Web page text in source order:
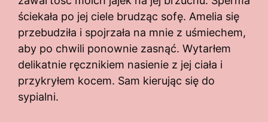
ściekała po jej ciele brudząc sofę. Amelia się
przebudziła i spojrzała na mnie z uśmiechem,
aby po chwili ponownie zasnąć. Wytarłem
delikatnie ręcznikiem nasienie z jej ciała i
przykryłem kocem. Sam kierując się do
sypialni.